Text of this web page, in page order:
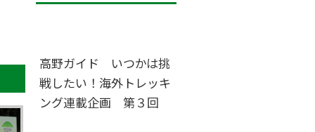
高野ガイド いつかは挑
戦したい！海外トレッキ
ング連載企画 第３回